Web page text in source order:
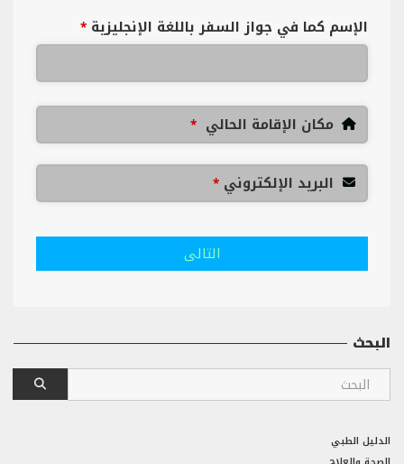
الإسم كما في جواز السفر باللغة الإنجليزية *
مكان الإقامة الحالي *
البريد الإلكتروني *
التالى
البحث
الدليل الطبي